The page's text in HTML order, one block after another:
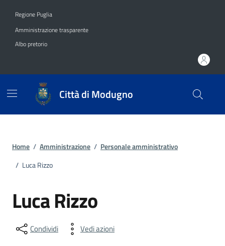
Regione Puglia
Amministrazione trasparente
Albo pretorio
Città di Modugno
Home / Amministrazione / Personale amministrativo
/ Luca Rizzo
Luca Rizzo
Condividi Vedi azioni